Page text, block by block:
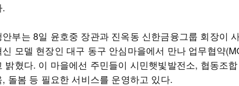
.
안부는 8일 윤호중 장관과 진옥동 신한금융그룹 회장이
신 모델 현장인 대구 동구 안심마을에서 만나 업무협약
밝혔다. 이 마을에선 주민들이 시민햇빛발전소, 협동조
, 돌봄 등 필요한 서비스를 운영하고 있다.